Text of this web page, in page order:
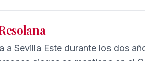
a Sevilla Este durante los dos